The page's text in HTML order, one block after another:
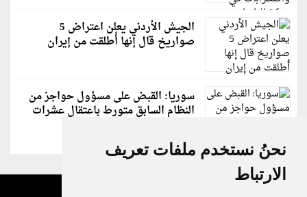
نحنُ نستخدم ملفات تعريف
الارتباط
الجيش الأردني يعلن اعتراض 5
صواريخ قال إنها أُطلقت من إيران
سوريا: القبض على مسؤول حواجز من
النظام السابق متورط باعتقال عشرات